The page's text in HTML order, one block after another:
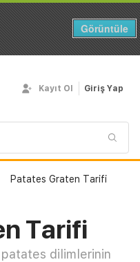
Görüntüle
Kayıt Ol Giriş Yap
Patates Graten Tarifi
Tarifi
dilimlerinin